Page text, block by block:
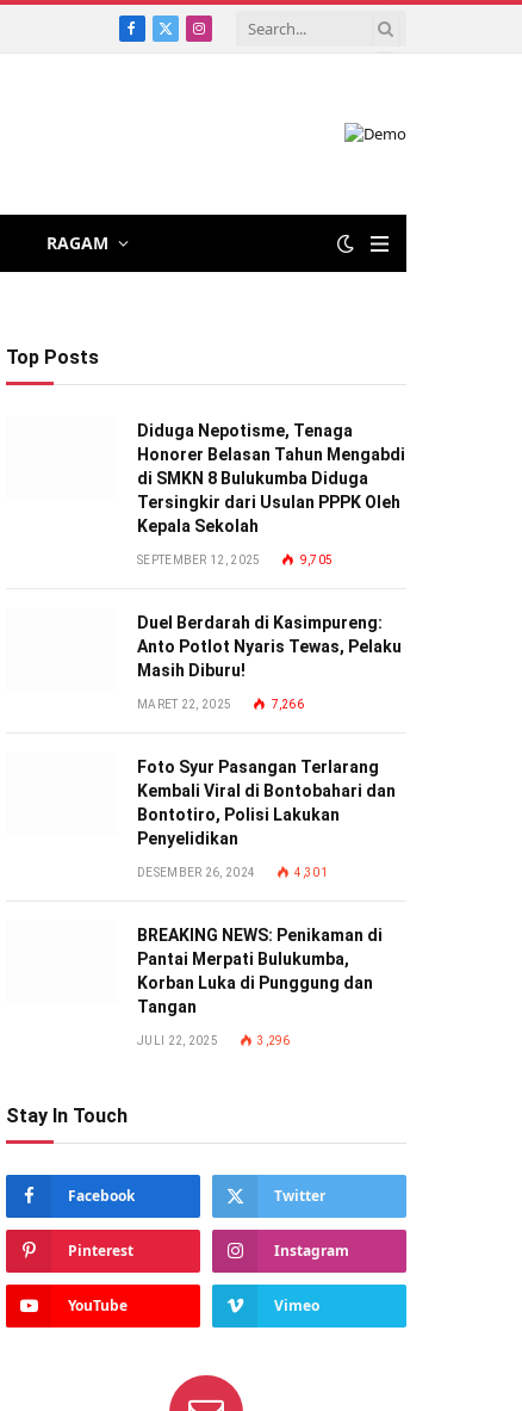
Facebook
X
Instagram
RAGAM
Top Posts
Diduga Nepotisme, Tenaga
Honorer Belasan Tahun Mengabdi
di SMKN 8 Bulukumba Diduga
Tersingkir dari Usulan PPPK Oleh
Kepala Sekolah
SEPTEMBER 12, 2025 9,705
Duel Berdarah di Kasimpureng:
Anto Potlot Nyaris Tewas, Pelaku
Masih Diburu!
MARET 22, 2025 7,266
Foto Syur Pasangan Terlarang
Kembali Viral di Bontobahari dan
Bontotiro, Polisi Lakukan
Penyelidikan
DESEMBER 26, 2024 4,301
BREAKING NEWS: Penikaman di
Pantai Merpati Bulukumba,
Korban Luka di Punggung dan
Tangan
JULI 22, 2025 3,296
Stay In Touch
Facebook Twitter
Pinterest Instagram
YouTube Vimeo